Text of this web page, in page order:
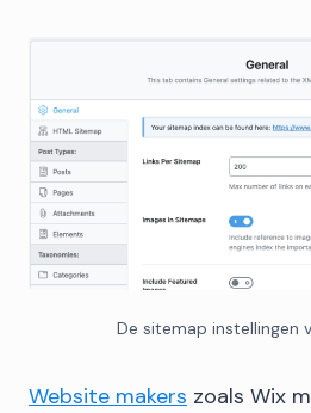
De sitemap instellingen
Website makers zoals Wix